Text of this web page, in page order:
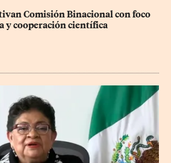
Comisión Binacional con foco
y cooperación científica